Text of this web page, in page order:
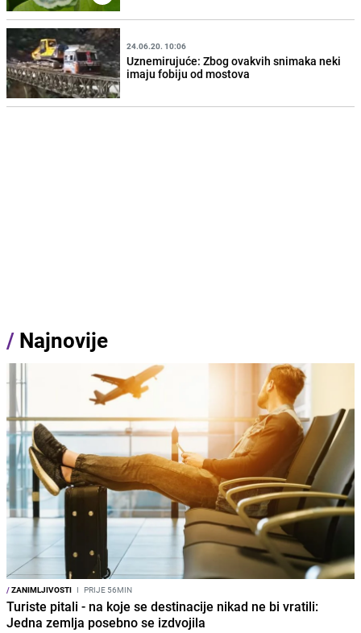
24.06.20. 10:06
Uznemirujuće: Zbog ovakvih snimaka neki
imaju fobiju od mostova
/ Najnovije
/ZANIMLJIVOSTI I PRIJE 56MIN
Turiste pitali - na koje se destinacije nikad ne bi vratili:
Jedna zemlja posebno se izdvojila